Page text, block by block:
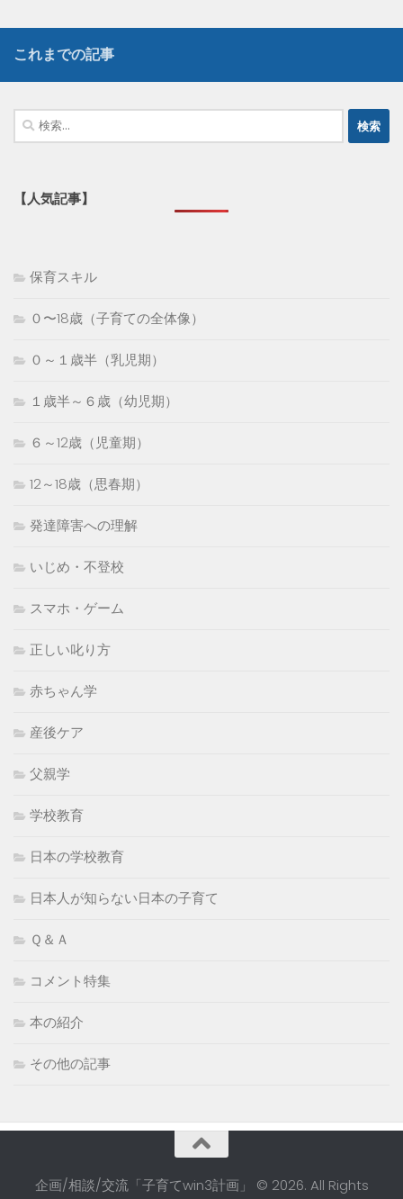
これまでの記事
検
索:
【人気記事】
保育スキル
０〜18歳（子育ての全体像）
０～１歳半（乳児期）
１歳半～６歳（幼児期）
６～12歳（児童期）
12～18歳（思春期）
発達障害への理解
いじめ・不登校
スマホ・ゲーム
正しい叱り方
赤ちゃん学
産後ケア
父親学
学校教育
日本の学校教育
日本人が知らない日本の子育て
Ｑ＆Ａ
コメント特集
本の紹介
その他の記事
企画/相談/交流「子育てwin3計画」 © 2026. All Rights